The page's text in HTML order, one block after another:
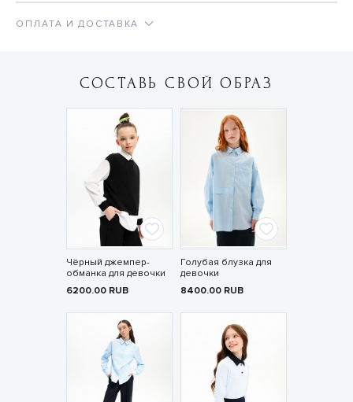
ОПЛАТА И ДОСТАВКА
СОСТАВЬ СВОЙ ОБРАЗ
Чёрный джемпер-
обманка для девочки
6200.00 RUB
Голубая блузка для
девочки
8400.00 RUB